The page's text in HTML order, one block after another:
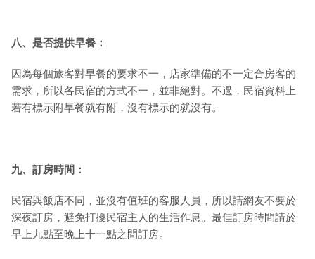
八、是否提供早餐：
因為每個旅客對早餐的要求不一，店家準備的不一定合房客的
需求，所以各民宿的方式不一，並非絕對。不過，民宿資料上
若有標示附早餐就有附，沒有標示的就沒有。
九、訂房時間：
民宿與飯店不同，並沒有值班的客服人員，所以請網友不要於
深夜訂房，避免打擾民宿主人的生活作息。最佳訂房時間請於
早上九點至晚上十一點之間訂房。